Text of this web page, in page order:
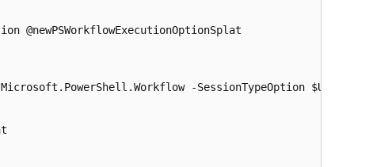
@newPSWorkflowExecutionOptionSplat
-SessionTypeOption $Using:sto